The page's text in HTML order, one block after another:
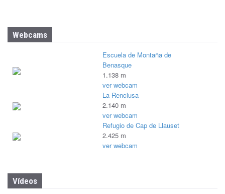
Webcams
Escuela de Montaña de
Benasque
1.138 m
ver webcam
La Renclusa
2.140 m
ver webcam
Refugio de Cap de Llauset
2.425 m
ver webcam
Vídeos